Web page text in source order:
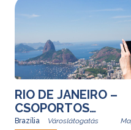
RIO DE JANEIRO –
CSOPORTOS
VÁROSLÁTOGATÁS
Brazília